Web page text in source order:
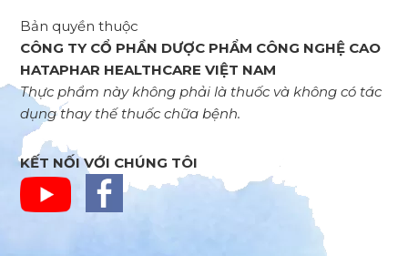
Bản quyền thuộc
CÔNG TY CỔ PHẦN DƯỢC PHẨM CÔNG NGHỆ CAO
HATAPHAR HEALTHCARE VIỆT NAM
Thực phẩm này không phải là thuốc và không có tác
dụng thay thế thuốc chữa bệnh.
KẾT NỐI VỚI CHÚNG TÔI